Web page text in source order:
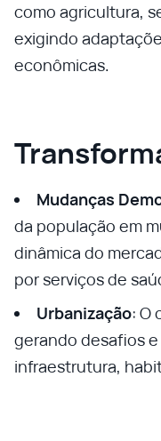
como agricultura,
exigindo
econômicas.
Mudanças
da população em
dinâmica do
por serviços de
Urbanização: O
gerando desafios
infraestrutura,